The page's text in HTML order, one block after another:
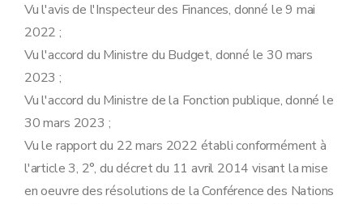
Vu l'avis de l'Inspecteur des Finances, donné le 9 mai
2022 ;
Vu l'accord du Ministre du Budget, donné le 30 mars
2023 ;
Vu l'accord du Ministre de la Fonction publique, donné le
30 mars 2023 ;
Vu le rapport du 22 mars 2022 établi conformément à
l'article 3, 2°, du décret du 11 avril 2014 visant la mise
en oeuvre des résolutions de la Conférence des Nations